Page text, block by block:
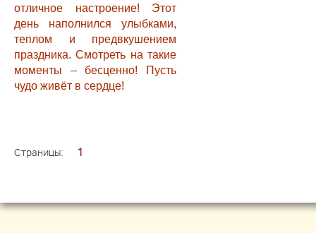
отличное настроение! Этот
день наполнился улыбками,
теплом и предвкушением
праздника. Смотреть на такие
моменты – бесценно! Пусть
чудо живёт в сердце!
Страницы: 1